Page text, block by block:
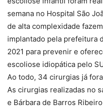
semana no Hospital São
de alta complexidade
implantado pela prefeitura
2021 para prevenir e
escoliose idiopática pelo
Ao todo, 34 cirurgias já
As cirurgias realizadas no
e Bárbara de Barros